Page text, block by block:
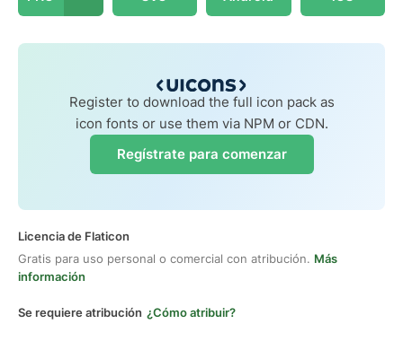
Register to download the full icon pack as
icon fonts or use them via NPM or CDN.
Regístrate para comenzar
Licencia de Flaticon
Gratis para uso personal o comercial con atribución. Más
información
Se requiere atribución ¿Cómo atribuir?